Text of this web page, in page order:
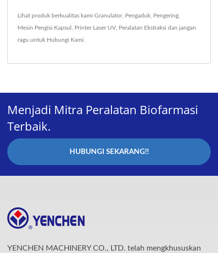
Lihat produk berkualitas kami Granulator, Pengaduk Pengering
Mesin Pengisi Kapsul Printer Laser UV Peralatan Ekstraksi dan jangan
ragu untuk Hubungi Kami
Menjadi Mitra Peralatan Biofarmasi
Terbaik.
HUBUNGI SEKARANG!!
YENCHEN MACHINERY CO., LTD. telah mengkhususkan